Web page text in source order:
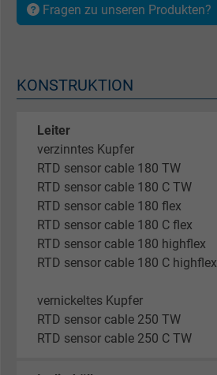
Fragen zu unseren Produkten?
KONSTRUKTION
Leiter
verzinntes Kupfer
RTD sensor cable 180 TW
RTD sensor cable 180 C TW
RTD sensor cable 180 flex
RTD sensor cable 180 C flex
RTD sensor cable 180 highflex
RTD sensor cable 180 C highflex
vernickeltes Kupfer
RTD sensor cable 250 TW
RTD sensor cable 250 C TW